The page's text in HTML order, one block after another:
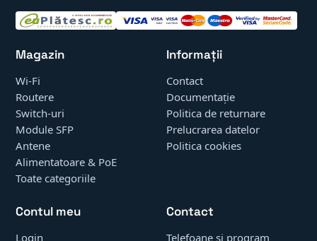
Magazin
Wi-Fi
Routere
Switch-uri
Module SFP
Antene
Alimentatoare & PoE
Toate categoriile
Informații
Contact
Documentație
Politica de returnare
Prelucrarea datelor
Politica cookies
Contul meu
Login
Contact
Telefoane și program